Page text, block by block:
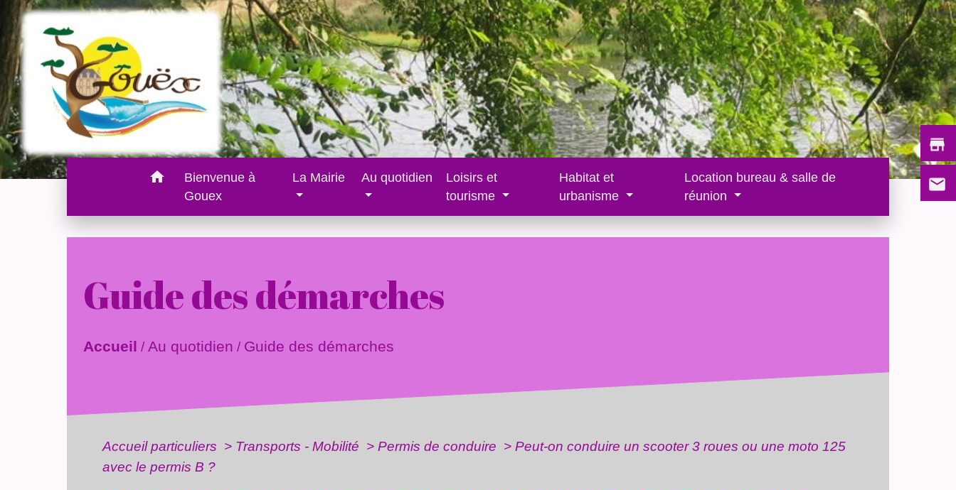
home
Bienvenue à
Gouex
La Mairie Au quotidien
Loisirs et
tourisme
Habitat et
urbanisme
Location bureau & salle de
réunion
Guide des démarches
Accueil / Au quotidien / Guide des démarches
Accueil particuliers > Transports - Mobilité > Permis de conduire > Peut-on conduire un scooter 3 roues ou une moto 125
avec le permis B ?
store
email